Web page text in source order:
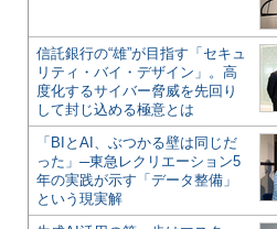
信託銀行の“雄”が目指す「セキュ
リティ・バイ・デザイン」。高
度化するサイバー脅威を先回り
して封じ込める極意とは
「BIとAI、ぶつかる壁は同じだ
った」─東急レクリエーション5
年の実践が示す「データ整備」
という現実解